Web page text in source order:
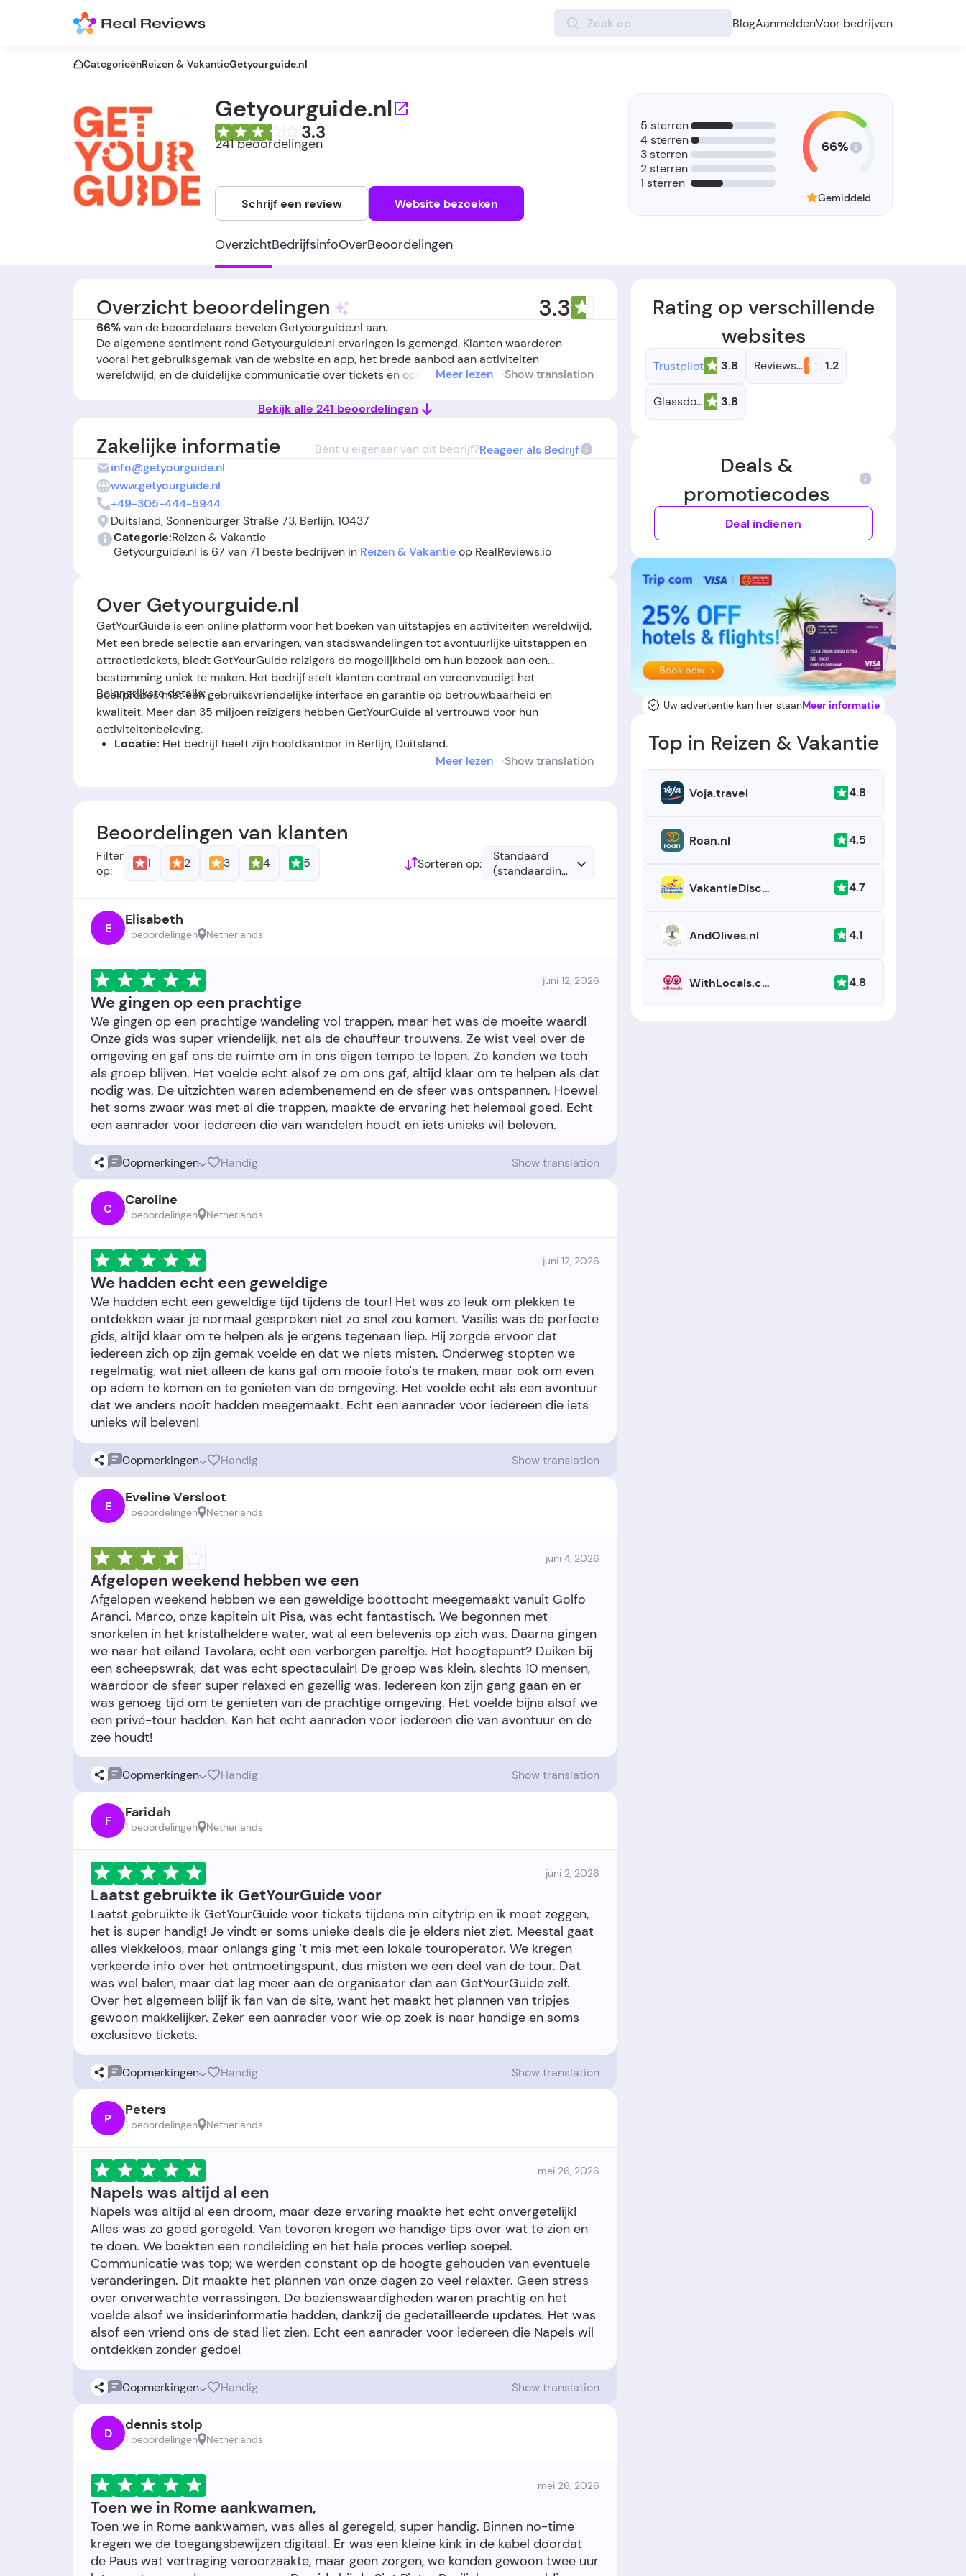
BlogAanmeldenVoor bedrijven
CategorieënReizen & VakantieGetyourguide.nl
Getyourguide.nl
3.3
241 beoordelingen
Schrijf een review Website bezoeken
OverzichtBedrijfsinfoOverBeoordelingen
5 sterren
4 sterren
3 sterren
2 sterren
1 sterren
66%
Gemiddeld
Overzicht beoordelingen 3.3
66%van de beoordelaars bevelen Getyourguide.nl aan.
De algemene sentiment rond Getyourguide.nl ervaringen is gemengd. Klanten waarderen
vooral het gebruiksgemak van de website en app, het brede aanbod aan activiteiten
wereldwijd, en de duidelijke communicatie over tickets en ophaalpunten. Flexibiliteit bij
van gidsen en de heldere instructies vooraf. Aan de andere kant zijn er terugkerende klachten
bereikbaarheid of flexibiliteit van de klantenservice bij problemen. Er zijn ook meldingen van
misleidende informatie over inbegrepen diensten of prijzen, en in enkele gevallen voelen
mensen zich misleid of zelfs gedupeerd, vooral bij samenwerking met externe aanbieders.
Samenvattend laten de bedrijf ervaringen Getyourguide.nl zien dat het platform veel gemak
biedt, maar dat gebruikers alert moeten zijn op de kleine lettertjes en extra kosten, zeker bij
duurdere of complexe boekingen.
Meer lezen Show translation
Bekijk alle 241 beoordelingen
Zakelijke informatie Bent u eigenaar van dit bedrijf?Reageer als Bedrijf
info@getyourguide.nl
www.getyourguide.nl
+49-305-444-5944
Duitsland, Sonnenburger Straße 73, Berlijn, 10437
Categorie:Reizen & Vakantie
Getyourguide.nl is 67 van 71 beste bedrijven in Reizen & Vakantieop RealReviews.io
Over Getyourguide.nl
GetYourGuide is een online platform voor het boeken van uitstapjes en activiteiten wereldwijd.
Met een brede selectie aan ervaringen, van stadswandelingen tot avontuurlijke uitstappen en
attractietickets, biedt GetYourGuide reizigers de mogelijkheid om hun bezoek aan een
bestemming uniek te maken. Het bedrijf stelt klanten centraal en vereenvoudigt het
boekproces met een gebruiksvriendelijke interface en garantie op betrouwbaarheid en
kwaliteit. Meer dan 35 miljoen reizigers hebben GetYourGuide al vertrouwd voor hun
activiteitenbeleving.
Belangrijkste details:
Locatie: Het bedrijf heeft zijn hoofdkantoor in Berlijn, Duitsland.
Meer lezen Show translation
Rating op verschillende
websites
Trustpilot 3.8 Reviews.io 1.2
Glassdoor 3.8
Deals &
promotiecodes
Deal indienen
Uw advertentie kan hier staanMeer informatie
Top in Reizen & Vakantie
Voja.travel 4.8
Roan.nl 4.5
VakantieDiscounter.be 4.7
AndOlives.nl 4.1
WithLocals.com 4.8
Beoordelingen van klanten
Sorteren op:
Standaard
(standaardinstelling)
Filter
op:
1 2 3 4 5
E Elisabeth
1 beoordelingen Netherlands
juni 12, 2026
We gingen op een prachtige
We gingen op een prachtige wandeling vol trappen, maar het was de moeite waard!
Onze gids was super vriendelijk, net als de chauffeur trouwens. Ze wist veel over de
omgeving en gaf ons de ruimte om in ons eigen tempo te lopen. Zo konden we toch
als groep blijven. Het voelde echt alsof ze om ons gaf, altijd klaar om te helpen als dat
nodig was. De uitzichten waren adembenemend en de sfeer was ontspannen. Hoewel
het soms zwaar was met al die trappen, maakte de ervaring het helemaal goed. Echt
0opmerkingen Handig Show translation
C Caroline
1 beoordelingen Netherlands
juni 12, 2026
We hadden echt een geweldige
We hadden echt een geweldige tijd tijdens de tour! Het was zo leuk om plekken te
ontdekken waar je normaal gesproken niet zo snel zou komen. Vasilis was de perfecte
gids, altijd klaar om te helpen als je ergens tegenaan liep. Hij zorgde ervoor dat
iedereen zich op zijn gemak voelde en dat we niets misten. Onderweg stopten we
regelmatig, wat niet alleen de kans gaf om mooie foto's te maken, maar ook om even
op adem te komen en te genieten van de omgeving. Het voelde echt als een avontuur
dat we anders nooit hadden meegemaakt. Echt een aanrader voor iedereen die iets
0opmerkingen Handig Show translation
E Eveline Versloot
1 beoordelingen Netherlands
juni 4, 2026
Afgelopen weekend hebben we een
Afgelopen weekend hebben we een geweldige boottocht meegemaakt vanuit Golfo
Aranci. Marco, onze kapitein uit Pisa, was echt fantastisch. We begonnen met
snorkelen in het kristalheldere water, wat al een belevenis op zich was. Daarna gingen
we naar het eiland Tavolara, echt een verborgen pareltje. Het hoogtepunt? Duiken bij
een scheepswrak, dat was echt spectaculair! De groep was klein, slechts 10 mensen,
waardoor de sfeer super relaxed en gezellig was. Iedereen kon zijn gang gaan en er
was genoeg tijd om te genieten van de prachtige omgeving. Het voelde bijna alsof we
een privé-tour hadden. Kan het echt aanraden voor iedereen die van avontuur en de
0opmerkingen Handig Show translation
F Faridah
1 beoordelingen Netherlands
juni 2, 2026
Laatst gebruikte ik GetYourGuide voor
Laatst gebruikte ik GetYourGuide voor tickets tijdens m'n citytrip en ik moet zeggen,
het is super handig! Je vindt er soms unieke deals die je elders niet ziet. Meestal gaat
alles vlekkeloos, maar onlangs ging 't mis met een lokale touroperator. We kregen
verkeerde info over het ontmoetingspunt, dus misten we een deel van de tour. Dat
was wel balen, maar dat lag meer aan de organisator dan aan GetYourGuide zelf.
Over het algemeen blijf ik fan van de site, want het maakt het plannen van tripjes
gewoon makkelijker. Zeker een aanrader voor wie op zoek is naar handige en soms
0opmerkingen Handig Show translation
P Peters
1 beoordelingen Netherlands
mei 26, 2026
Napels was altijd al een
Napels was altijd al een droom, maar deze ervaring maakte het echt onvergetelijk!
Alles was zo goed geregeld. Van tevoren kregen we handige tips over wat te zien en
te doen. We boekten een rondleiding en het hele proces verliep soepel.
Communicatie was top; we werden constant op de hoogte gehouden van eventuele
veranderingen. Dit maakte het plannen van onze dagen zo veel relaxter. Geen stress
over onverwachte verrassingen. De bezienswaardigheden waren prachtig en het
voelde alsof we insiderinformatie hadden, dankzij de gedetailleerde updates. Het was
alsof een vriend ons de stad liet zien. Echt een aanrader voor iedereen die Napels wil
0opmerkingen Handig Show translation
D dennis stolp
1 beoordelingen Netherlands
mei 26, 2026
Toen we in Rome aankwamen,
Toen we in Rome aankwamen, was alles al geregeld, super handig. Binnen no-time
kregen we de toegangsbewijzen digitaal. Er was een kleine kink in de kabel doordat
de Paus wat vertraging veroorzaakte, maar geen zorgen, we konden gewoon twee uur